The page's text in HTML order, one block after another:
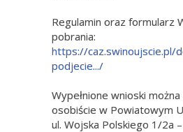
Regulamin oraz formularz
pobrania:
https://caz.swinoujscie.pl/
podjecie.../
Wypełnione wnioski można
osobiście w Powiatowym
ul. Wojska Polskiego 1/2a